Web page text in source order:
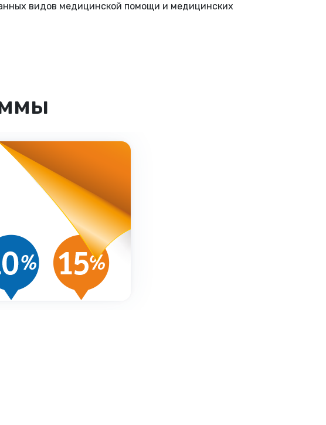
видов медицинской помощи и медицинских